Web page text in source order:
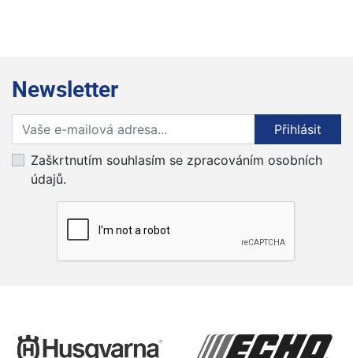
Newsletter
Přihlaste se k odběru novinek
Přihlásit
Zaškrtnutím souhlasím se zpracováním osobních
údajů.